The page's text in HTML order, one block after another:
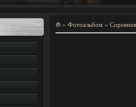
⟰ » Фотоальбом »